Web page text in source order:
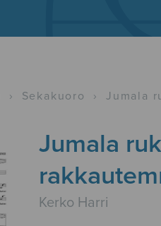
› Sekakuoro › Jumala
Jumala
Kerko Harri